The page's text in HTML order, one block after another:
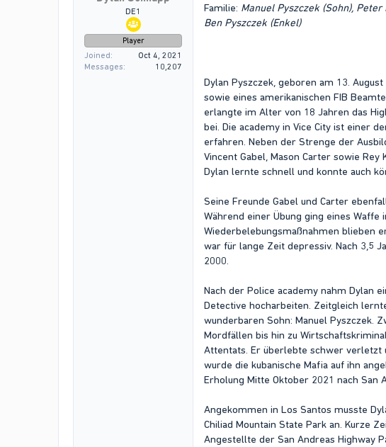
DE1
Player
Joined
Oct 4, 2021
Messages
10,207
Familie: Manuel Pyszczek (Sohn),
Ben Pyszczek (Enkel)
Dylan Pyszczek, geboren am 13.
sowie eines amerikanischen FIB
erlangte im Alter von 18 Jahren das
bei. Die academy in Vice City ist einer
erfahren. Neben der Strenge der
Vincent Gabel, Mason Carter sowie
Dylan lernte schnell und konnte auch
Seine Freunde Gabel und Carter
Während einer Übung ging eines
Wiederbelebungsmaßnahmen blieben
war für lange Zeit depressiv. Nach 3,5
2000.
Nach der Police academy nahm Dylan
Detective hocharbeiten. Zeitgleich
wunderbaren Sohn: Manuel Pyszczek.
Mordfällen bis hin zu
Attentats. Er überlebte schwer verletzt
wurde die kubanische Mafia auf ihn
Erholung Mitte Oktober 2021 nach San
Angekommen in Los Santos musste
Chiliad Mountain State Park an. Kurze
Angestellte der San Andreas Highway